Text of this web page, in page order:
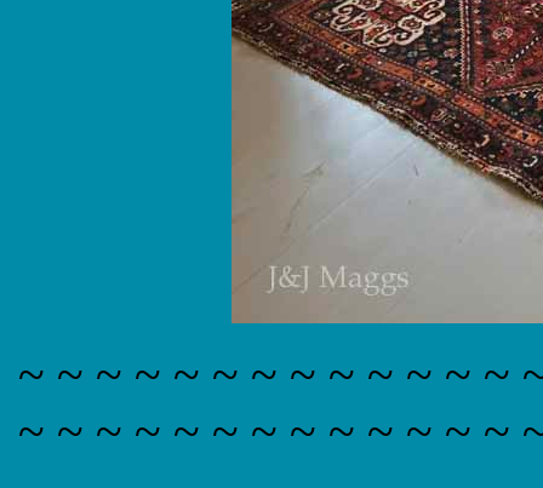
~ ~ ~ ~ ~ ~ ~ ~ ~ ~ ~ ~ ~
~ ~ ~ ~ ~ ~ ~ ~ ~ ~ ~ ~ ~